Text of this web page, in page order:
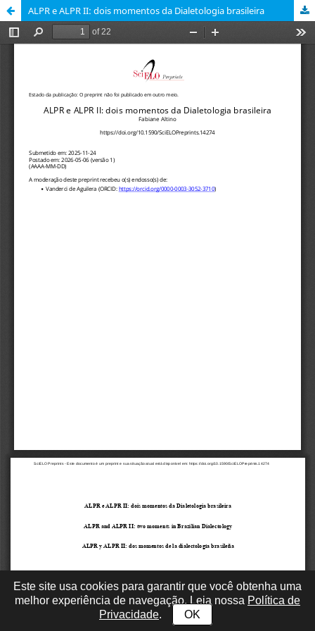
ALPR e ALPR II: dois momentos da Dialetologia brasileira
Este site usa cookies para garantir que você obtenha uma
melhor experiência de navegação. Leia nossa Política de
Privacidade. OK